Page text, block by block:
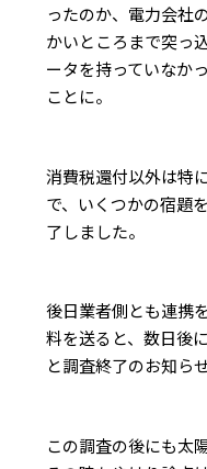
ったのか、電力会社
かいところまで突っ
ータを持っていなか
ことに。
消費税還付以外は特
で、いくつかの宿題
了しました。
後日業者側とも連携
料を送ると、数日後
と調査終了のお知ら
この調査の後にも太